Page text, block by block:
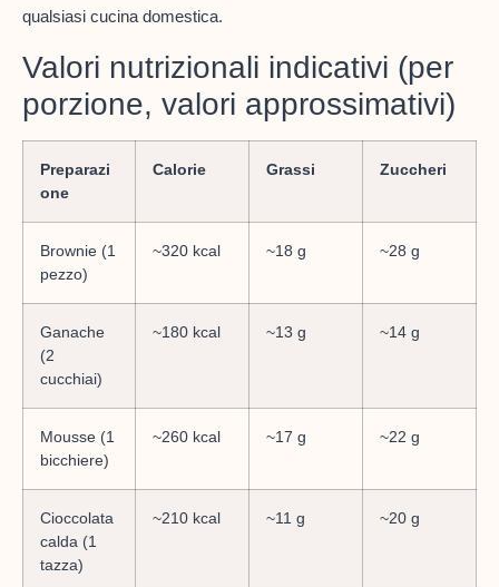
qualsiasi cucina domestica.
Valori nutrizionali indicativi (per
porzione, valori approssimativi)
Preparazi
one
Calorie Grassi Zuccheri
Brownie (1
pezzo)
~320 kcal ~18 g ~28 g
Ganache
(2
cucchiai)
~180 kcal ~13 g ~14 g
Mousse (1
bicchiere)
~260 kcal ~17 g ~22 g
Cioccolata
calda (1
tazza)
~210 kcal ~11 g ~20 g